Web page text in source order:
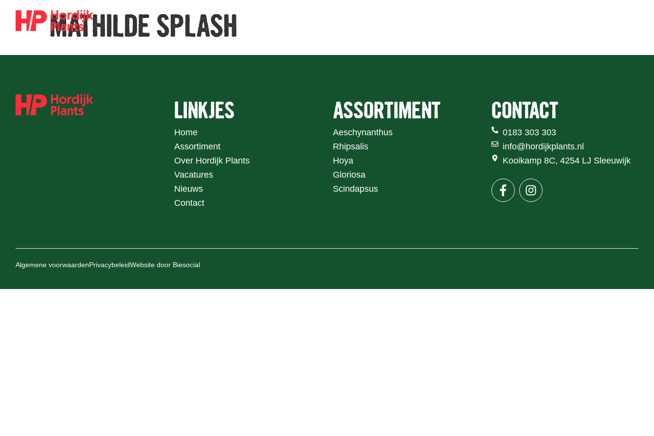
MATHILDE SPLASH
LINKJES
Home
Assortiment
Over Hordijk Plants
Vacatures
Nieuws
Contact
ASSORTIMENT
Aeschynanthus
Rhipsalis
Hoya
Gloriosa
Scindapsus
CONTACT
0183 303 303
info@hordijkplants.nl
Kooikamp 8C, 4254 LJ Sleeuwijk
Algemene voorwaardenPrivacybeleidWebsite door Biesocial